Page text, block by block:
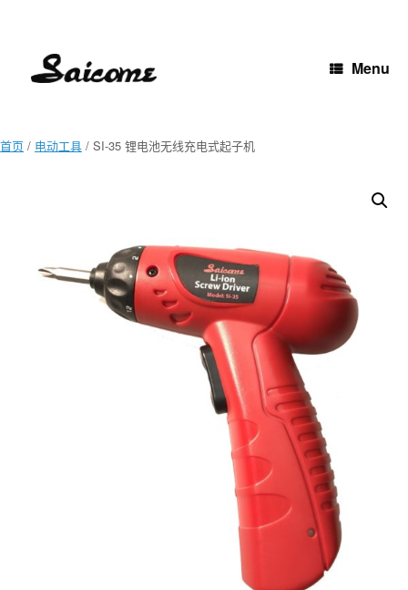
Menu
首页 / 电动工具 / SI-35 锂电池无线充电式起子机